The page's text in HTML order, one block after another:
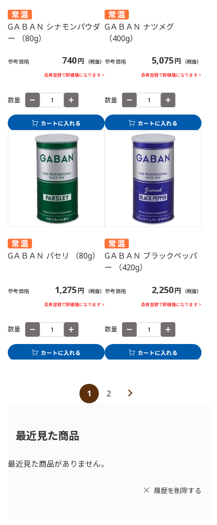
GＡＢＡＮ シナモンパウダ
ー （80g）
参考価格 740円 （税抜）
会員登録で卸価格になります >
数量
GＡＢＡＮ ナツメグ
（400g）
参考価格 5,075円 （税抜）
会員登録で卸価格になります >
数量
GＡＢＡＮ パセリ （80g）
参考価格 1,275円 （税抜）
会員登録で卸価格になります >
数量
GＡＢＡＮ ブラックペッパ
ー （420g）
参考価格 2,250円 （税抜）
会員登録で卸価格になります >
数量
1 2
最近見た商品
最近見た商品がありません。
履歴を削除する